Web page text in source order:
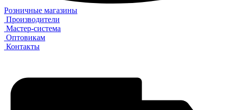
Розничные магазины
Производители
Мастер-система
Оптовикам
Контакты